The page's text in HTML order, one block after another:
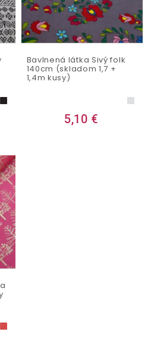
Bavlnená látka Sivý folk
140cm (skladom 1,7 +
1,4m kusy)
5,10 €